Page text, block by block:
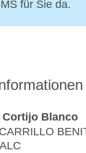
für Sie da.
Cortijo Blanco